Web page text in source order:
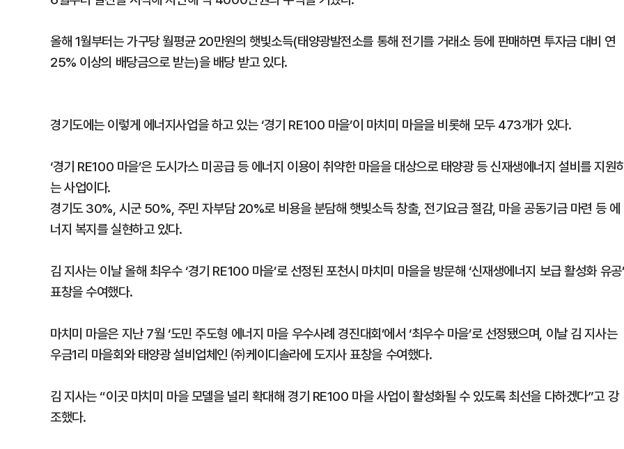
올해 1월부터는 가구당 월평균 20만원의 햇빛소득(태양광발전소를 통해 전기를 거래소 등에 판매하면 투자금 대비 연
25% 이상의 배당금으로 받는)을 배당 받고 있다.
경기도에는 이렇게 에너지사업을 하고 있는 ‘경기 RE100 마을’이 마치미 마을을 비롯해 모두 473개가 있다.
‘경기 RE100 마을’은 도시가스 미공급 등 에너지 이용이 취약한 마을을 대상으로 태양광 등 신재생에너지 설비를 지원
는 사업이다.
경기도 30%, 시군 50%, 주민 자부담 20%로 비용을 분담해 햇빛소득 창출, 전기요금 절감, 마을 공동기금 마련 등 에
너지 복지를 실현하고 있다.
김 지사는 이날 올해 최우수 ‘경기 RE100 마을’로 선정된 포천시 마치미 마을을 방문해 ‘신재생에너지 보급 활성화 유공’
표창을 수여했다.
마치미 마을은 지난 7월 ‘도민 주도형 에너지 마을 우수사례 경진대회’에서 ‘최우수 마을’로 선정됐으며, 이날 김 지사는
우금1리 마을회와 태양광 설비업체인 ㈜케이디솔라에 도지사 표창을 수여했다.
김 지사는 “이곳 마치미 마을 모델을 널리 확대해 경기 RE100 마을 사업이 활성화될 수 있도록 최선을 다하겠다”고 강
조했다.